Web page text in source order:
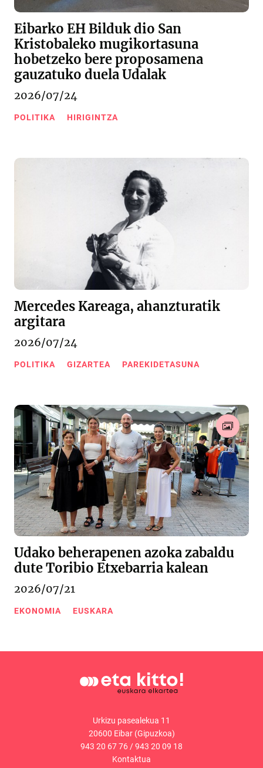
Eibarko EH Bilduk dio San
Kristobaleko mugikortasuna
hobetzeko bere proposamena
gauzatuko duela Udalak
2026/07/24
POLITIKA HIRIGINTZA
Mercedes Kareaga, ahanzturatik
argitara
2026/07/24
POLITIKA GIZARTEA PAREKIDETASUNA
Udako beherapenen azoka zabaldu
dute Toribio Etxebarria kalean
2026/07/21
EKONOMIA EUSKARA
Urkizu pasealekua 11
20600 Eibar (Gipuzkoa)
943 20 67 76 /943 20 09 18
Kontaktua